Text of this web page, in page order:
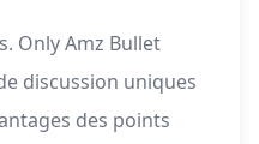
Only Amz Bullet
discussion uniques
des points